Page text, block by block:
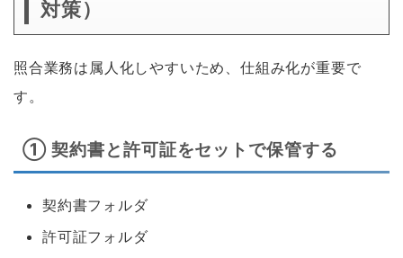
対策）
照合業務は属人化しやすいため、仕組み化が重要で
す。
① 契約書と許可証をセットで保管する
契約書フォルダ
許可証フォルダ